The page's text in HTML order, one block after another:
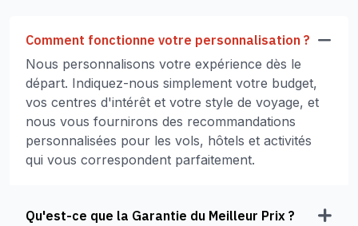
Comment fonctionne votre personnalisation ?
Nous personnalisons votre expérience dès le
départ. Indiquez-nous simplement votre budget,
vos centres d'intérêt et votre style de voyage, et
nous vous fournirons des recommandations
personnalisées pour les vols, hôtels et activités
qui vous correspondent parfaitement.
Qu'est-ce que la Garantie du Meilleur Prix ?